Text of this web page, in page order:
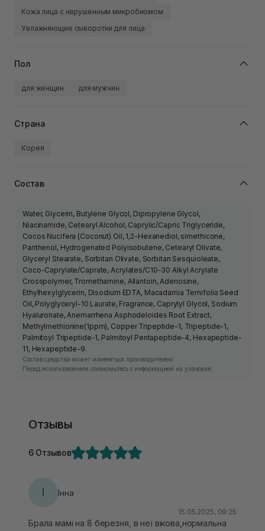
Кожа лица с нарушенным микробиомом
Увлажняющие сыворотки для лица
Пол
для женщин для мужчин
Страна
Корея
Состав
Water, Glycerin, Butylene Glycol, Dipropylene Glycol,
Niacinamide, Cetearyl Alcohol, Caprylic/Capric Triglyceride,
Cocos Nucifera (Coconut) Oil, 1,2-Hexanediol, simethicone,
Panthenol, Hydrogenated Polyisobutene, Cetearyl Olivate,
Glyceryl Stearate, Sorbitan Olivate, Sorbitan Sesquioleate,
Coco-Caprylate/Caprate, Acrylates/C10-30 Alkyl Acrylate
Crosspolymer, Tromethamine, Allantoin, Adenosine,
Ethylhexylglycerin, Disodium EDTA, Macadamia Ternifolia Seed
Oil, Polyglyceryl-10 Laurate, Fragrance, Caprylyl Glycol, Sodium
Hyaluronate, Anemarrhena Asphodeloides Root Extract,
Methylmethionine(1ppm), Copper Tripeptide-1, Tripeptide-1,
Palmitoyl Tripeptide-1, Palmitoyl Pentapeptide-4, Hexapeptide-
11, Hexapeptide-9.
Состав средства может изменяться производителем.
Перед использованием ознакомьтесь с информацией на упаковке.
Отзывы
6 Отзывов
І Інна
15.05.2025, 09:25
Брала мамі на 8 березня, в неї вікова,нормальна